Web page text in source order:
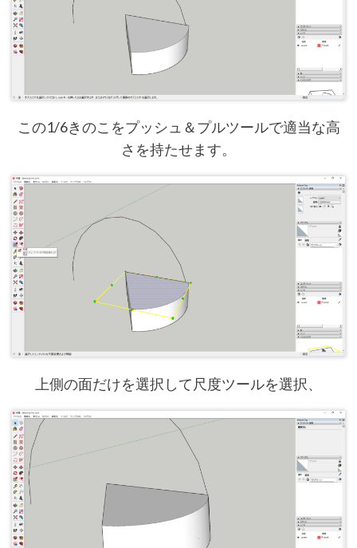
この1/6きのこをプッシュ＆プルツールで適当な高
さを持たせます。
上側の面だけを選択して尺度ツールを選択、